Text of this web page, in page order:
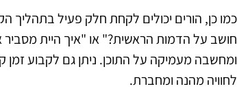
כמו כן, הורים יכולים לקחת חלק פעיל
חושב על הדמות הראשית?" או "איך היית
ומחשבה מעמיקה על התוכן. ניתן גם לקבוע
לחוויה מהנה ומחברת.